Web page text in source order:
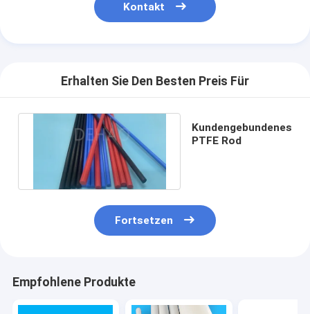
Kontakt
Erhalten Sie Den Besten Preis Für
Kundengebundenes
PTFE Rod
Fortsetzen
Empfohlene Produkte